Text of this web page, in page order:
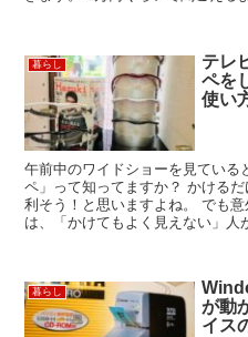
暮らし
テレ
ペを
使い
午前中のワイドショーを見ている
ペ」って知ってますか？ かける
利そう！と思いますよね。 でも
は、「かけてもよく見えない」人
暮らし
が動
イス